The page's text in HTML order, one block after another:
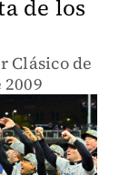
de los
Clásico de